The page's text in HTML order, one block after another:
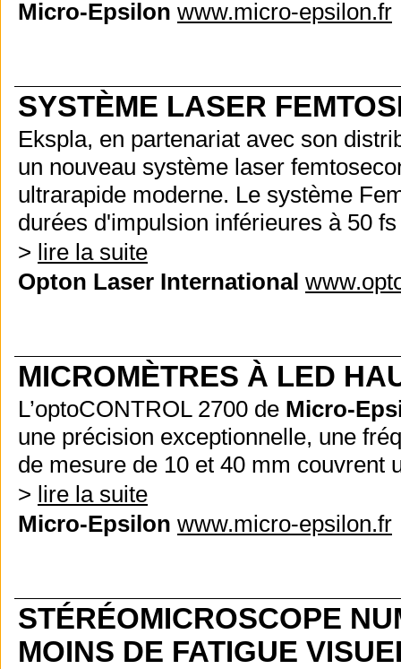
Micro-Epsilon www.micro-epsilon.fr
SYSTÈME LASER
Ekspla, en partenariat avec son
un nouveau système laser
ultrarapide moderne. Le système
durées d'impulsion inférieures à 50
> lire la suite
Opton Laser International
MICROMÈTRES À LED
L’optoCONTROL 2700 de Micro-
une précision exceptionnelle, une
de mesure de 10 et 40 mm couvrent
> lire la suite
Micro-Epsilon www.micro-epsilon.fr
STÉRÉOMICROSCOPE
MOINS DE FATIGUE